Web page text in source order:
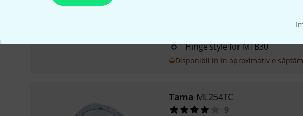
Hinge style for MTB30
Disponibil in în aproximativ o
Tama ML254TC
9